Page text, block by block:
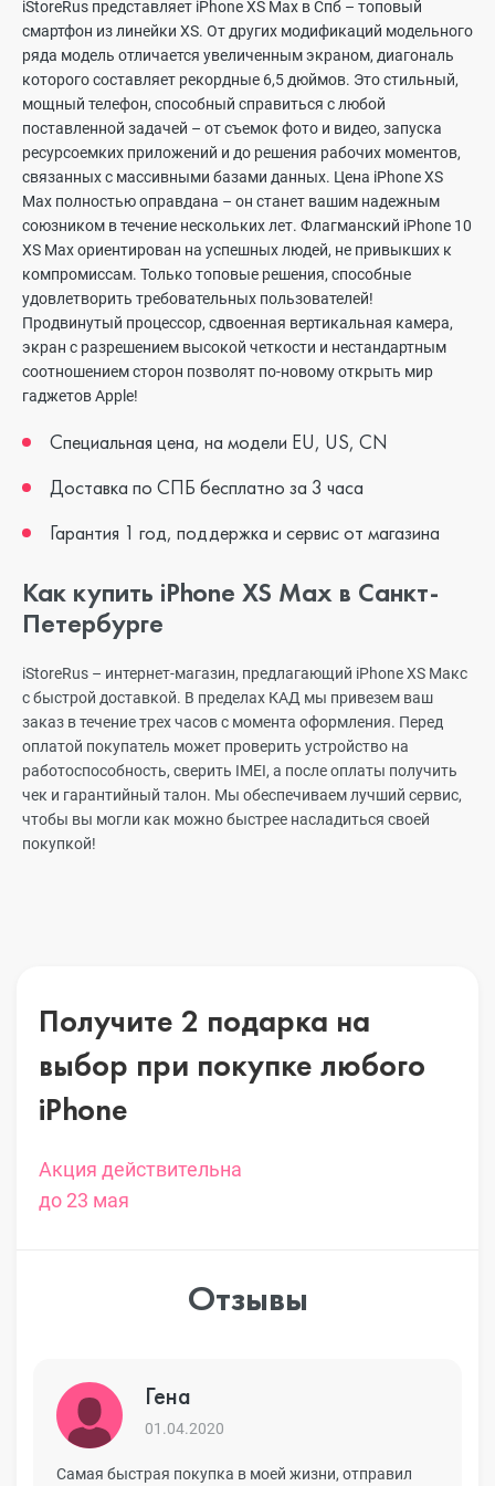
iStoreRus представляет iPhone XS Max в Спб – топовый
смартфон из линейки XS. От других модификаций модельного
ряда модель отличается увеличенным экраном, диагональ
которого составляет рекордные 6,5 дюймов. Это стильный,
мощный телефон, способный справиться с любой
поставленной задачей – от съемок фото и видео, запуска
ресурсоемких приложений и до решения рабочих моментов,
связанных с массивными базами данных. Цена iPhone XS
Max полностью оправдана – он станет вашим надежным
союзником в течение нескольких лет. Флагманский iPhone 10
XS Max ориентирован на успешных людей, не привыкших к
компромиссам. Только топовые решения, способные
удовлетворить требовательных пользователей!
Продвинутый процессор, сдвоенная вертикальная камера,
экран с разрешением высокой четкости и нестандартным
соотношением сторон позволят по-новому открыть мир
гаджетов Apple!
Специальная цена, на модели EU, US, CN
Доставка по СПБ бесплатно за 3 часа
Гарантия 1 год, поддержка и сервис от магазина
Как купить iPhone XS Max в Санкт-
Петербурге
iStoreRus – интернет-магазин, предлагающий iPhone XS Макс
с быстрой доставкой. В пределах КАД мы привезем ваш
заказ в течение трех часов с момента оформления. Перед
оплатой покупатель может проверить устройство на
работоспособность, сверить IMEI, а после оплаты получить
чек и гарантийный талон. Мы обеспечиваем лучший сервис,
чтобы вы могли как можно быстрее насладиться своей
покупкой!
Получите 2 подарка на
выбор при покупке любого
iPhone
Акция действительна
до 23 мая
Отзывы
Гена
01.04.2020
Самая быстрая покупка в моей жизни, отправил